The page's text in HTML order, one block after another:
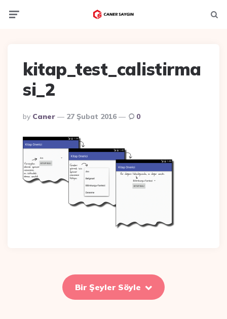
Ara
kitap_test_calistirma
si_2
Posted
By
By Caner 27 Şubat 2016 0
Bir Şeyler Söyle